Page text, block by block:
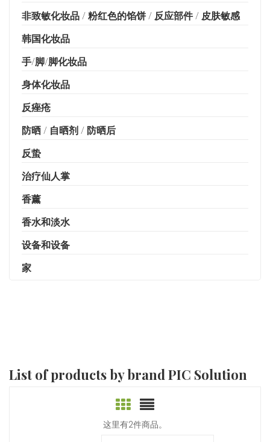
非致敏化妆品 / 粉红色的馅饼 / 反应部件 / 皮肤敏感
韩国化妆品
手/脚/脚化妆品
身体化妆品
反痤疮
防晒 / 自晒剂 / 防晒后
反蛰
治疗仙人掌
香薰
香水和淡水
设备和设备
家
List of products by brand PIC Solution
这里有2件商品。